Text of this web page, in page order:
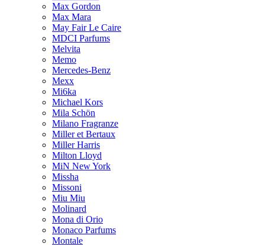
Max Gordon
Max Mara
May Fair Le Caire
MDCI Parfums
Melvita
Memo
Mercedes-Benz
Mexx
Mi6ka
Michael Kors
Mila Schön
Milano Fragranze
Miller et Bertaux
Miller Harris
Milton Lloyd
MiN New York
Missha
Missoni
Miu Miu
Molinard
Mona di Orio
Monaco Parfums
Montale